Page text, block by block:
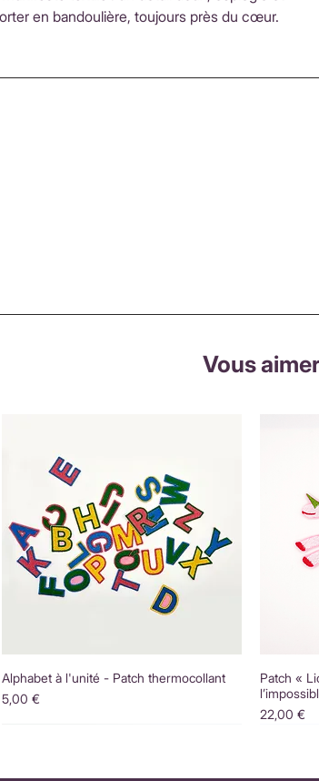
en bandoulière, toujours près du cœur.
Vous
Alphabet à l'unité - Patch thermocollant
Prix
5,00 €
Patch «
Prix
22,00 €